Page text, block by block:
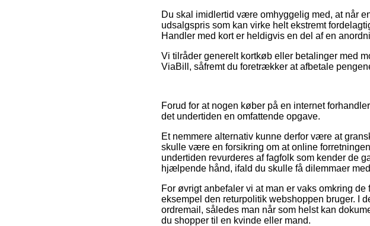
Du skal imidlertid være omhyggelig med, at når
udsalgspris som kan virke helt ekstremt
Handler med kort er heldigvis en del af en
Vi tilråder generelt kortkøb eller betalinger med
ViaBill, såfremt du foretrækker at afbetale
Forud for at nogen køber på en internet
det undertiden en omfattende opgave.
Et nemmere alternativ kunne derfor være at
skulle være en forsikring om at online
undertiden revurderes af fagfolk som kender de
hjælpende hånd, ifald du skulle få dilemmaer
For øvrigt anbefaler vi at man er vaks omkring
eksempel den returpolitik webshoppen bruger. I
ordremail, således man når som helst kan
du shopper til en kvinde eller mand.